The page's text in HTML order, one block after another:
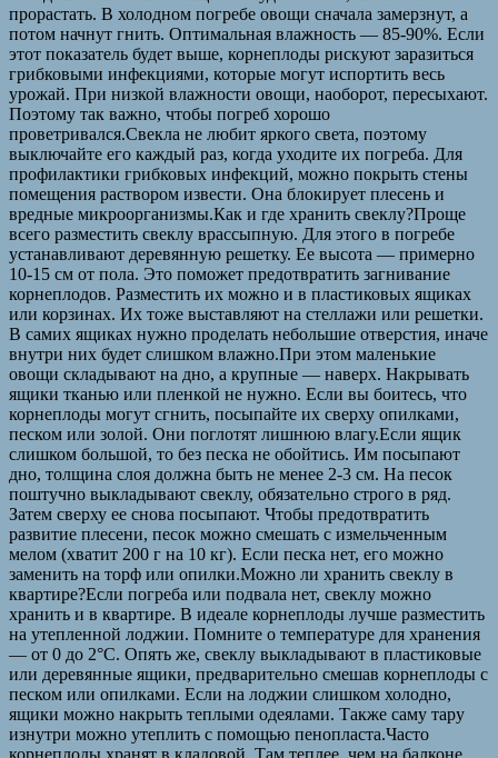
прорастать. В холодном погребе овощи сначала замерзнут, а
потом начнут гнить. Оптимальная влажность — 85-90%. Если
этот показатель будет выше, корнеплоды рискуют заразиться
грибковыми инфекциями, которые могут испортить весь
урожай. При низкой влажности овощи, наоборот, пересыхают.
Поэтому так важно, чтобы погреб хорошо
проветривался.Свекла не любит яркого света, поэтому
выключайте его каждый раз, когда уходите их погреба. Для
профилактики грибковых инфекций, можно покрыть стены
помещения раствором извести. Она блокирует плесень и
вредные микроорганизмы.Как и где хранить свеклу?Проще
всего разместить свеклу врассыпную. Для этого в погребе
устанавливают деревянную решетку. Ее высота — примерно
10-15 см от пола. Это поможет предотвратить загнивание
корнеплодов. Разместить их можно и в пластиковых ящиках
или корзинах. Их тоже выставляют на стеллажи или решетки.
В самих ящиках нужно проделать небольшие отверстия, иначе
внутри них будет слишком влажно.При этом маленькие
овощи складывают на дно, а крупные — наверх. Накрывать
ящики тканью или пленкой не нужно. Если вы боитесь, что
корнеплоды могут сгнить, посыпайте их сверху опилками,
песком или золой. Они поглотят лишнюю влагу.Если ящик
слишком большой, то без песка не обойтись. Им посыпают
дно, толщина слоя должна быть не менее 2-3 см. На песок
поштучно выкладывают свеклу, обязательно строго в ряд.
Затем сверху ее снова посыпают. Чтобы предотвратить
развитие плесени, песок можно смешать с измельченным
мелом (хватит 200 г на 10 кг). Если песка нет, его можно
заменить на торф или опилки.Можно ли хранить свеклу в
квартире?Если погреба или подвала нет, свеклу можно
хранить и в квартире. В идеале корнеплоды лучше разместить
на утепленной лоджии. Помните о температуре для хранения
— от 0 до 2°C. Опять же, свеклу выкладывают в пластиковые
или деревянные ящики, предварительно смешав корнеплоды с
песком или опилками. Если на лоджии слишком холодно,
ящики можно накрыть теплыми одеялами. Также саму тару
изнутри можно утеплить с помощью пенопласта.Часто
корнеплоды хранят в кладовой. Там теплее, чем на балконе